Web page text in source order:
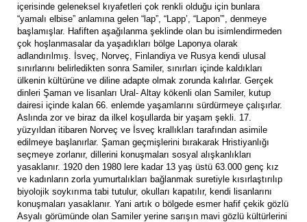
içerisinde geleneksel kıyafetleri çok renkli olduğu için bunlara
“yamalı elbise” anlamına gelen “lap”, “Lapp’, “Lapon”’, denmeye
başlamışlar. Hafiften aşağılanma şeklinde olan bu isimlendirmeden
çok hoşlanmasalar da yaşadıkları bölge Laponya olarak
adlandırılmış. İsveç, Norveç, Finlandiya ve Rusya kendi ulusal
sınırlarını belirledikten sonra Samiler, sınırları içinde kaldıkları
ülkenin kültürüne ve diline adapte olmak zorunda kalırlar. Gerçek
dinleri Şaman ve lisanları Ural- Altay kökenli olan Samiler, kutup
dairesi içinde kalan 66. enlemde yaşamlarını sürdürmeye çalışırlar.
Aslında zor ve biraz da ilkel koşullarda bir yaşam şekli. 17.
yüzyıldan itibaren Norveç ve İsveç krallıkları tarafından asimile
edilmeye başlanırlar. Şaman geçmişlerini bırakarak Hristiyanlığı
seçmeye zorlanır, dillerini konuşmaları sosyal alışkanlıkları
yasaklanır. 1920 den 1980 lere kadar 13 yaş üstü 63.000 genç kız
ve kadınların zorla yumurtalıkları bağlanmak suretiyle kısırlaştırılıp
biyolojik soykırıma tabi tutulur, okulları kapatılır, kendi lisanlarını
konuşmaları yasaklanır. Yani artık o bölgede esmer hafif çekik gözlü
Asyalı görümünde olan Samiler yerine sarışın mavi gözlü kültürlerini